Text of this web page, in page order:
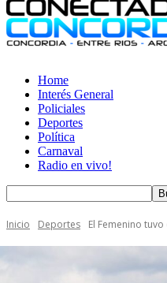
Home
Interés General
Policiales
Deportes
Política
Carnaval
Radio en vivo!
Inicio Deportes El Femenino